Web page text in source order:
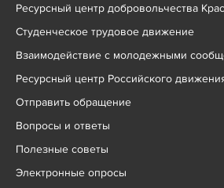
Ресурсный центр добровольчества
Студенческое трудовое движение
Взаимодействие с молодежными
Ресурсный центр Российского
Отправить обращение
Вопросы и ответы
Полезные советы
Электронные опросы